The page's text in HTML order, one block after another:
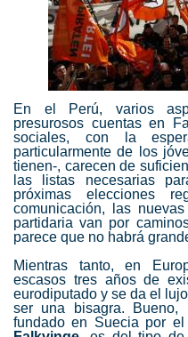
En el Perú, varios
presurosos cuentas en
sociales, con la
particularmente de los
tienen-, carecen de
las listas necesarias
próximas elecciones
comunicación, las
partidaria van por
parece que no habrá
Mientras tanto, en
escasos tres años de
eurodiputado y se da el
ser una bisagra.
Bueno,
fundado en Suecia por el